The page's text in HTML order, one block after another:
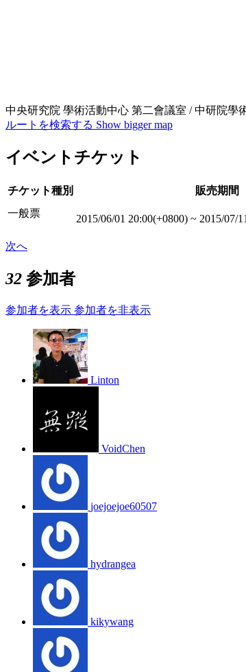
中央研究院 學術活動中心 第二會議室 / 中研院學
ルートを検索する Show bigger map
イベントチケット
チケット種別 販売期間
一般票
2015/06/01 20:00(+0800) ~ 2015/07/
次へ
32 参加者
参加者を表示 参加者を非表示
Linton
VoidChen
joejoejoe60507
hydrangea
kikywang